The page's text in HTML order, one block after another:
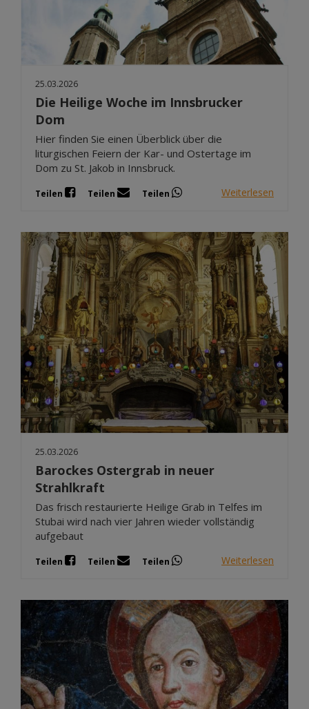
25.03.2026
Die Heilige Woche im Innsbrucker
Dom
Hier finden Sie einen Überblick über die
liturgischen Feiern der Kar- und Ostertage im
Dom zu St. Jakob in Innsbruck.
Teilen Teilen Teilen Weiterlesen
25.03.2026
Barockes Ostergrab in neuer
Strahlkraft
Das frisch restaurierte Heilige Grab in Telfes im
Stubai wird nach vier Jahren wieder vollständig
aufgebaut
Teilen Teilen Teilen Weiterlesen